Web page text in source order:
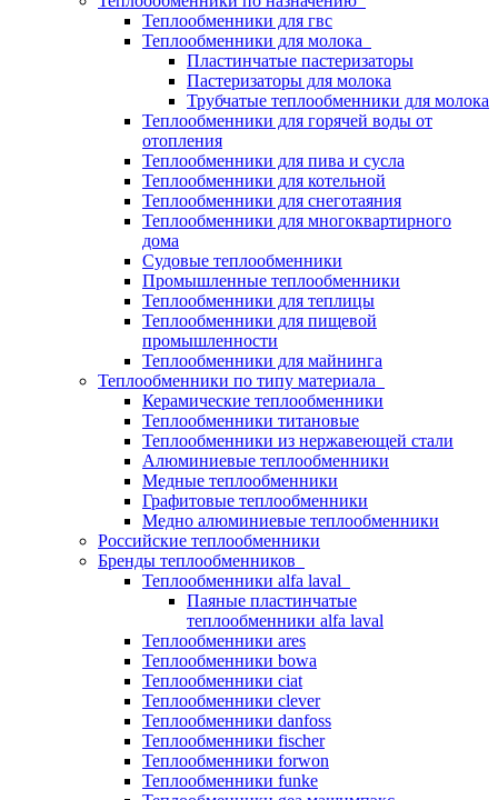
Теплообменники для гвс
Теплообменники для молока
Пластинчатые пастеризаторы
Пастеризаторы для молока
Трубчатые теплообменники для молока
Теплообменники для горячей воды от
отопления
Теплообменники для пива и сусла
Теплообменники для котельной
Теплообменники для снеготаяния
Теплообменники для многоквартирного
дома
Судовые теплообменники
Промышленные теплообменники
Теплообменники для теплицы
Теплообменники для пищевой
промышленности
Теплообменники для майнинга
Теплообменники по типу материала
Керамические теплообменники
Теплообменники титановые
Теплообменники из нержавеющей стали
Алюминиевые теплообменники
Медные теплообменники
Графитовые теплообменники
Медно алюминиевые теплообменники
Российские теплообменники
Бренды теплообменников
Теплообменники alfa laval
Паяные пластинчатые
теплообменники alfa laval
Теплообменники ares
Теплообменники bowa
Теплообменники ciat
Теплообменники clever
Теплообменники danfoss
Теплообменники fischer
Теплообменники forwon
Теплообменники funke